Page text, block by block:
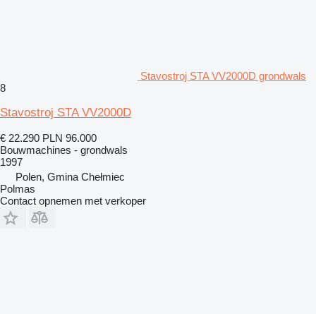
Stavostroj STA VV2000D grondwals
8
Stavostroj STA VV2000D
€ 22.290 PLN 96.000
Bouwmachines - grondwals
1997
Polen, Gmina Chełmiec
Polmas
Contact opnemen met verkoper